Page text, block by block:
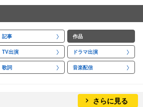
記事 作品
TV出演 ドラマ出演
歌詞 音楽配信
さらに見る